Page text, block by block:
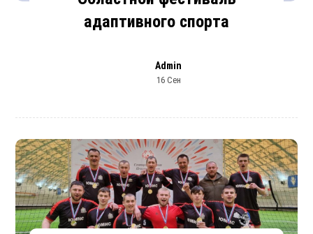
адаптивного спорта
Admin
16 Сен